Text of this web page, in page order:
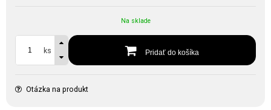
Na sklade
ks Pridať do košíka
Otázka na produkt